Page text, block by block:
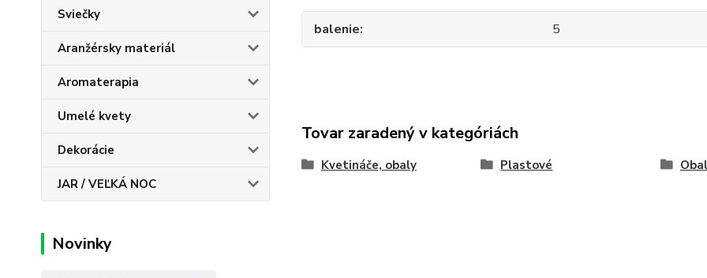
Sviečky
Aranžérsky materiál
Aromaterapia
Umelé kvety
Dekorácie
JAR / VEĽKÁ NOC
Novinky
balenie 5
Tovar zaradený v kategóriách
Kvetináče, obaly Plastové